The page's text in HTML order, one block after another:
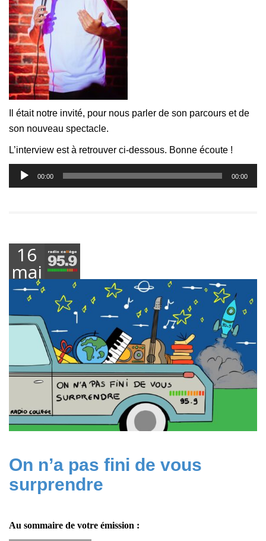
Il était notre invité, pour nous parler de son parcours et de
son nouveau spectacle.
L’interview est à retrouver ci-dessous. Bonne écoute !
Lecteur
audio
00:00 00:00
16
mai
2026
On n’a pas fini de vous
surprendre
Au sommaire de votre émission :